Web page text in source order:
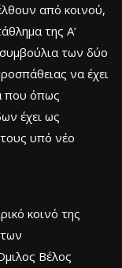
από κοινού,
της Α’
των δύο
να έχει
που όπως
έχει ως
υπό νέο
κοινό της
Βέλος